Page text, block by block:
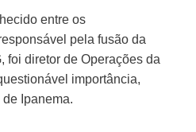
entre os
pela fusão da
foi diretor de Operações da
importância,
Ipanema.